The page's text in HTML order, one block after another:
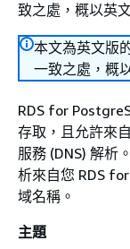
致之處，概以英
本文為英文版
一致之處，概
RDS for
存取，且允許來
服務 (DNS) 解析
析來自您 RDS
域名稱。
主題